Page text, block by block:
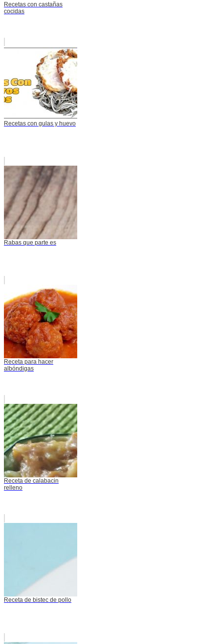
Recetas con castañas
cocidas
Recetas con gulas y huevo
Rabas que parte es
Receta para hacer
albóndigas
Receta de calabacin
relleno
Receta de bistec de pollo